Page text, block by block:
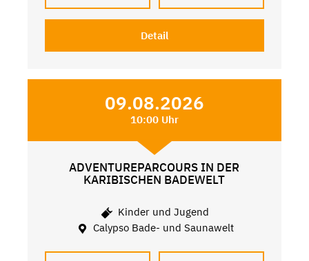
Detail
09.08.2026
10:00 Uhr
ADVENTUREPARCOURS IN DER
KARIBISCHEN BADEWELT
Kinder und Jugend
Calypso Bade- und Saunawelt